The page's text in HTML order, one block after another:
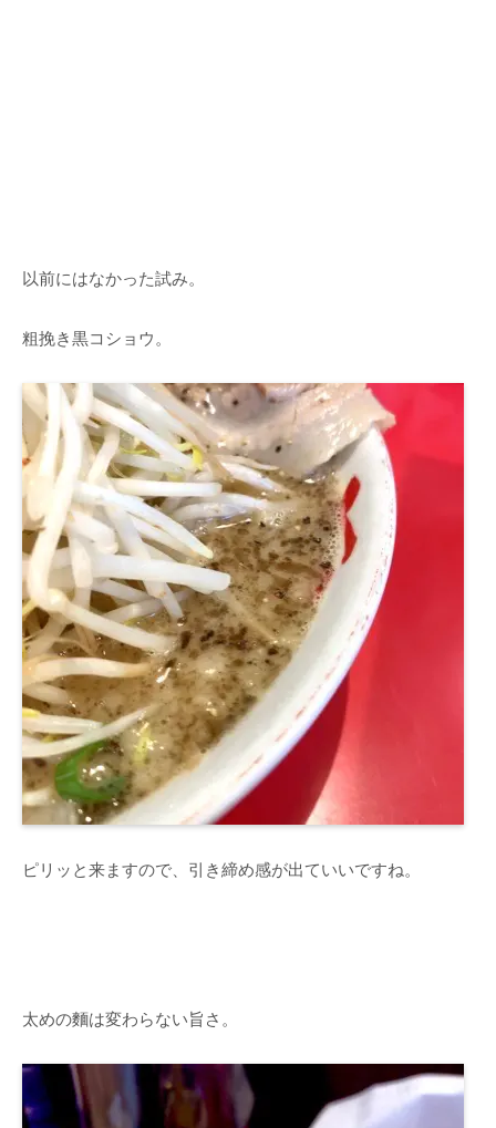
以前にはなかった試み。
粗挽き黒コショウ。
ピリッと来ますので、引き締め感が出ていいですね。
太めの麵は変わらない旨さ。